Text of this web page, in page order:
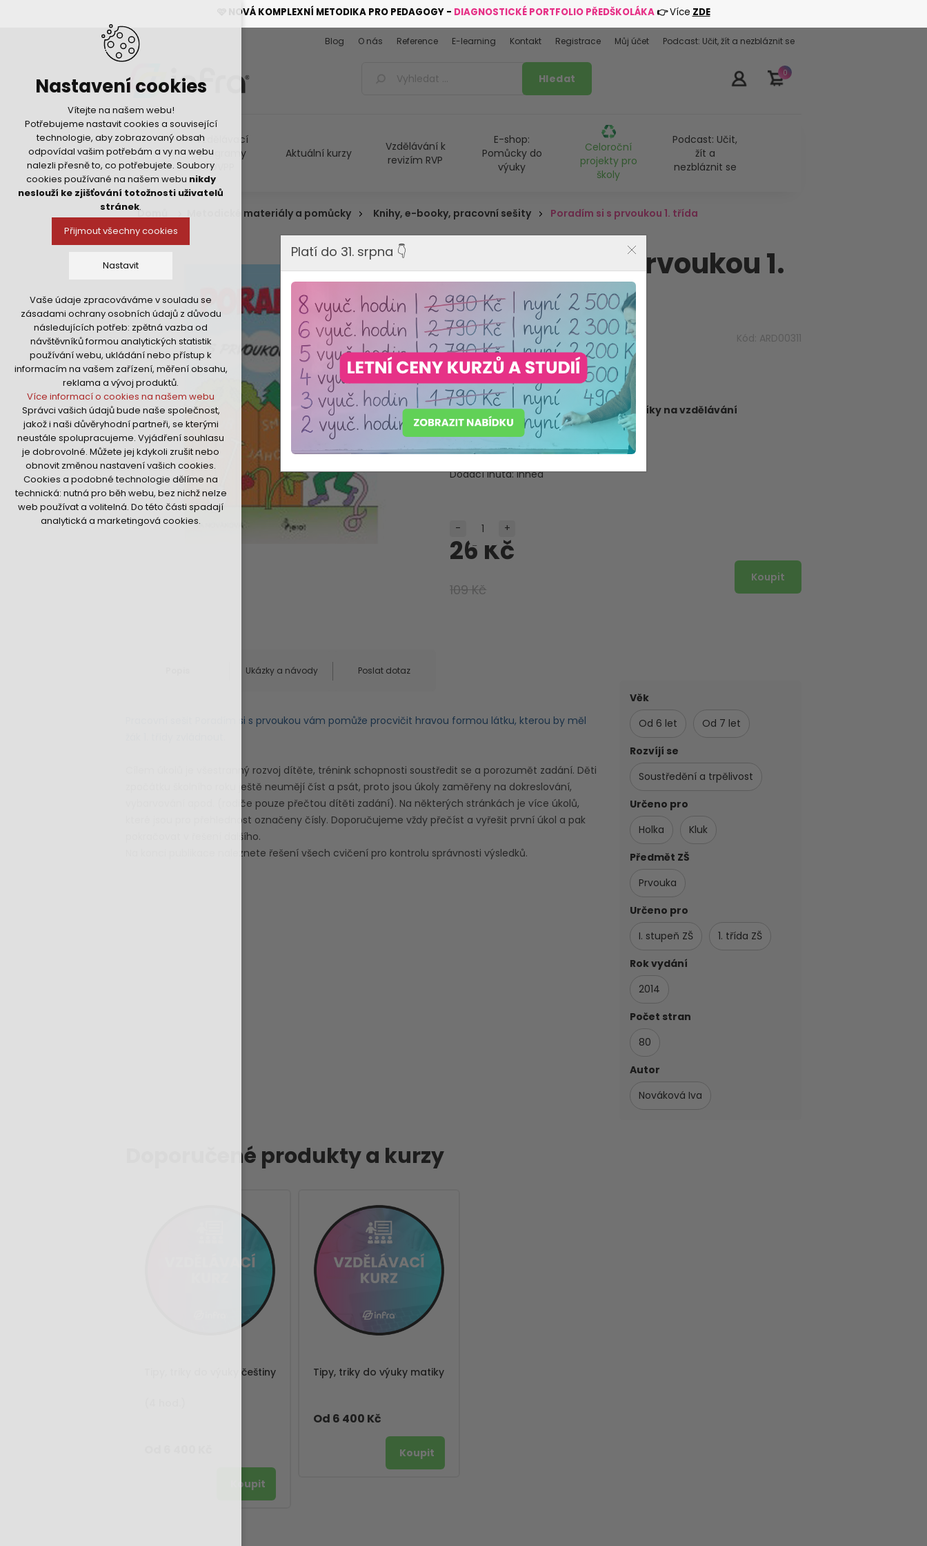
🩷 NOVÁ KOMPLEXNÍ METODIKA PRO PEDAGOGY - DIAGNOSTICKÉ PORTFOLIO PŘEDŠKOLÁKA👉Více ZDE
Nastavení cookies
Vítejte na našem webu!
Potřebujeme nastavit cookies a související
technologie, aby zobrazovaný obsah
odpovídal vašim potřebám a vy na webu
nalezli přesně to, co potřebujete. Soubory
cookies používané na našem webu nikdy
neslouží ke zjišťování totožnosti uživatelů
stránek.
Přijmout všechny cookies
Nastavit
Technická cookies
nutná pro provozování webu
udržení kontextu stránek (session):
případná přihlášení, volby jazyka, apod.
Volitelná cookies
analytická pro anonymizované
vyhodnocení návštěvnosti
marketingová cookies (Google,Hotjar,Sklik)
Více informací o cookies na našem webu
Přijmout všechny cookies
Odmítnout vše
Vaše údaje zpracováváme v souladu se
zásadami ochrany osobních údajů z důvodu
následujících potřeb: zpětná vazba od
návštěvníků formou analytických statistik
používání webu, ukládání nebo přístup k
informacím na vašem zařízení, měření obsahu,
reklama a vývoj produktů.
Více informací o cookies na našem webu
Správci vašich údajů bude naše společnost,
jakož i naši důvěryhodní partneři, se kterými
neustále spolupracujeme. Vyjádření souhlasu
je dobrovolné. Můžete jej kdykoli zrušit nebo
obnovit změnou nastavení vašich cookies.
Cookies a podobné technologie dělíme na
technická: nutná pro běh webu, bez nichž nelze
web používat a volitelná. Do této části spadají
analytická a marketingová cookies.
0
Vzdělávací
programy
DVPP
Aktuální kurzy
Vzdělávání k
revizím RVP
E-shop:
Pomůcky do
výuky
Celoroční
projekty pro
školy
Podcast: Učit,
žít a
nezbláznit se
Blog O nás Reference E-learning Kontakt Registrace Můj účet Podcast: Učit, žít a nezbláznit se
Domů Metodické materiály a pomůcky Knihy, e-booky, pracovní sešity Poradím si s prvoukou 1. třída
SLEVA 76%
Poradím si s prvoukou 1.
třída
Výrobce: PIEROT s.r.o. Kód: ARD00311
Máme akreditaci
Ministerstva školství ČR
Produkt pečlivě vybraný s odborníky na vzdělávání
Dostupnost:Skladem
Dodací lhůta: Ihned
109 Kč
26 Kč
- +
Ukázky a návody Poslat dotaz
Pracovní sešit Poradím si s prvoukou vám pomůže procvičit hravou formou látku, kterou by měl
Cílem úkolů je všestranný rozvoj dítěte, trénink schopnosti soustředit se a porozumět zadání. Děti
zpočátku školního roku ještě neumějí číst a psát, proto jsou úkoly zaměřeny na dokreslování,
vybarvování apod. (rodiče pouze přečtou dítěti zadání). Na některých stránkách je více úkolů,
které jsou pro přehlednost označeny čísly. Doporučujeme vždy přečíst a vyřešit první úkol a pak
pokračovat v řešení dalšího.
Na konci publikace naleznete řešení všech cvičení pro kontrolu správnosti výsledků.
Věk
Od 6 let
Od 7 let
Rozvíjí se
Soustředění a trpělivost
Určeno pro
Holka
Kluk
Předmět ZŠ
Prvouka
Určeno pro
I. stupeň ZŠ
1. třída ZŠ
Rok vydání
2014
Počet stran
80
Autor
Nováková Iva
Doporučené produkty a kurzy
Tipy, triky do výuky češtiny Tipy, triky do výuky matiky
Od 6 400 Kč
Platí do 31. srpna 👇